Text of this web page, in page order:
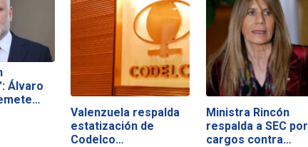
Álvaro
Valenzuela respalda
estatización de
Codelco…
Ministra Rincón
respalda a SEC por
cargos contra…